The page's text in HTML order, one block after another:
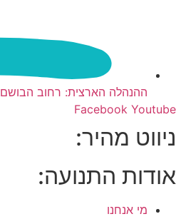
ההנהלה הארצית: רחוב הבושם 11, גילה ירושלים
Facebook Youtube
ניווט מהיר:
אודות התנועה:
מי אנחנו